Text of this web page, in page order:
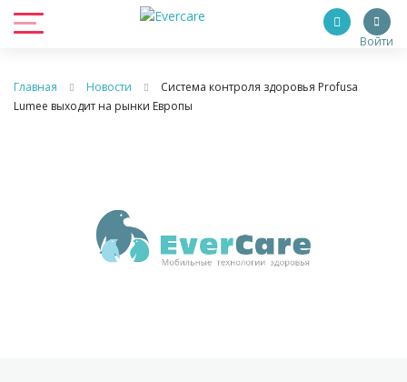
Войти
Главная Новости
Система контроля здоровья Profusa
Lumee выходит на рынки Европы